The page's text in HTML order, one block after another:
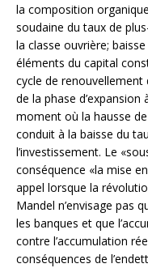
la composition
soudaine du taux de
la classe ouvrière;
éléments du capital
cycle de renouvellement
de la phase
moment où la hausse
conduit à la baisse du
l’investissement. Le
conséquence «la mise
appel lorsque la
Mandel n’envisage pas
les banques et que
contre l’accumulation
conséquences de